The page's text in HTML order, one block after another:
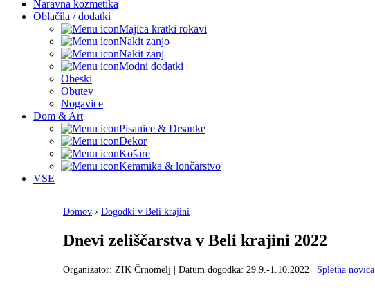
Naravna kozmetika
Oblačila / dodatki
Majica kratki rokavi
Nakit zanjo
Nakit zanj
Modni dodatki
Obeski
Obutev
Nogavice
Dom & Art
Pisanice & Drsanke
Dekor
Košare
Keramika & lončarstvo
VSE
Domov › Dogodki v Beli krajini
Dnevi zeliščarstva v Beli krajini 2022
Organizator: ZIK Črnomelj | Datum dogodka: 29.9.-1.10.2022 | Spletna novica